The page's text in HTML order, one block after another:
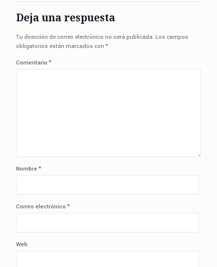
Deja una respuesta
Tu dirección de correo electrónico no será publicada. Los campos
obligatorios están marcados con *
Comentario *
Nombre *
Correo electrónico *
Web